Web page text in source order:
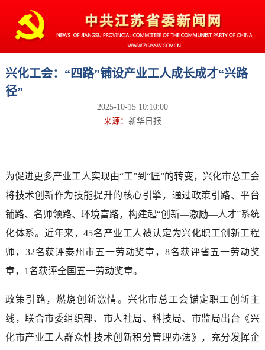
兴化工会：“四路”铺设产业工人成长成才“兴路
径”
2025-10-15 10:10:00
来源： 新华日报
为促进更多产业工人实现由“工”到“匠”的转变，兴化市总工会
将技术创新作为技能提升的核心引擎，通过政策引路、平台
铺路、名师领路、环境富路，构建起“创新—激励—人才”系统
化体系。近年来，45名产业工人被认定为兴化职工创新工程
师，32名获评泰州市五一劳动奖章，8名获评省五一劳动奖
章，1名获评全国五一劳动奖章。
政策引路，燃烧创新激情。兴化市总工会锚定职工创新主
线，联合市委组织部、市人社局、科技局、市监局出台《兴
化市产业工人群众性技术创新积分管理办法》，充分发挥企